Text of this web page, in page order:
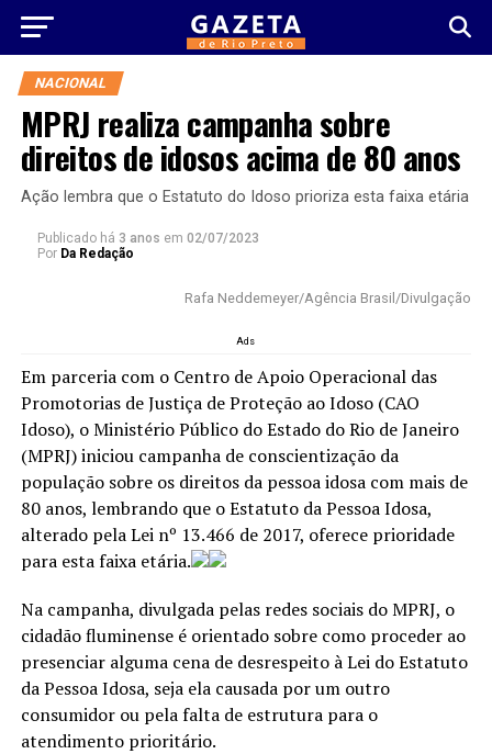
NACIONAL
MPRJ realiza campanha sobre
direitos de idosos acima de 80 anos
Ação lembra que o Estatuto do Idoso prioriza esta faixa etária
Publicado há 3 anos em 02/07/2023
Por Da Redação
Rafa Neddemeyer/Agência Brasil/Divulgação
Ads
Em parceria com o Centro de Apoio Operacional das
Promotorias de Justiça de Proteção ao Idoso (CAO
Idoso), o Ministério Público do Estado do Rio de Janeiro
(MPRJ) iniciou campanha de conscientização da
população sobre os direitos da pessoa idosa com mais de
80 anos, lembrando que o Estatuto da Pessoa Idosa,
alterado pela Lei nº 13.466 de 2017, oferece prioridade
para esta faixa etária.
Na campanha, divulgada pelas redes sociais do MPRJ, o
cidadão fluminense é orientado sobre como proceder ao
presenciar alguma cena de desrespeito à Lei do Estatuto
da Pessoa Idosa, seja ela causada por um outro
consumidor ou pela falta de estrutura para o
atendimento prioritário.